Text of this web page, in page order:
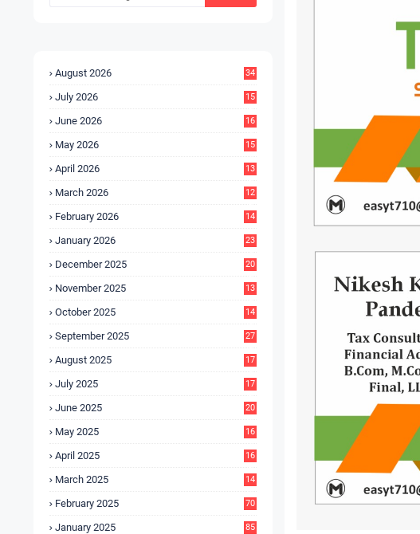
August 2026 34
July 2026
15
June 2026
16
May 2026
15
April 2026
13
March 2026
12
February 2026
14
January 2026
23
December 2025
20
November 2025
13
October 2025
14
September 2025
27
August 2025
17
July 2025
17
June 2025
20
May 2025
16
April 2025
16
March 2025
14
February 2025 70
January 2025 85